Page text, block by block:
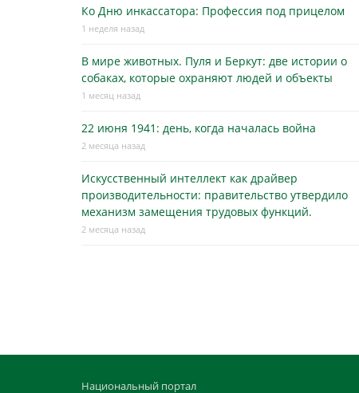
Ко Дню инкассатора: Профессия под прицелом
1 неделя назад
В мире животных. Пуля и Беркут: две истории о
собаках, которые охраняют людей и объекты
1 месяц назад
22 июня 1941: день, когда началась война
2 месяца назад
Искусственный интеллект как драйвер
производительности: правительство утвердило
механизм замещения трудовых функций.
2 месяца назад
Национальный портал